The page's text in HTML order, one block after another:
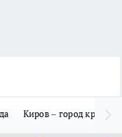
Киров – город